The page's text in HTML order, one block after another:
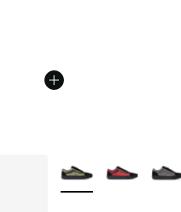
Plus de couleurs